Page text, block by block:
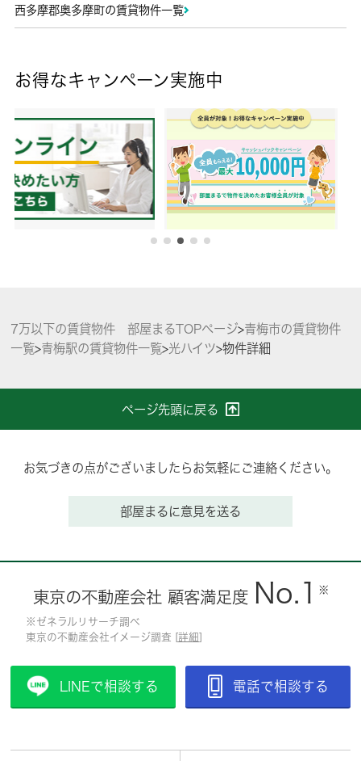
西多摩郡奥多摩町の賃貸物件一覧
お得なキャンペーン実施中
7万以下の賃貸物件 部屋まるTOPページ>青梅市の賃貸物件
一覧>青梅駅の賃貸物件一覧>光ハイツ>物件詳細
ページ先頭に戻る
お気づきの点がございましたらお気軽にご連絡ください。
部屋まるに意見を送る
東京の不動産会社 顧客満足度 No.1 ※
※ゼネラルリサーチ調べ
東京の不動産会社イメージ調査 [ 詳細
LINEで相談する 電話で相談する